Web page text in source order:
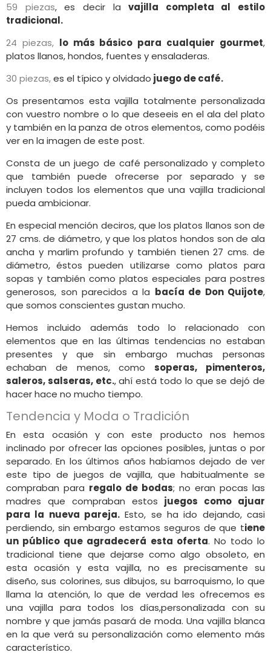
59 piezas, es decir lavajilla completa al estilo
tradicional.
24 piezas, lo más básico para cualquier gourmet,
platos llanos, hondos, fuentes y ensaladeras.
30 piezas,es el típico y olvidado juego de café.
Os presentamos esta vajilla totalmente personalizada
con vuestro nombre o lo que deseeis en el ala del plato
y también en la panza de otros elementos, como podéis
ver en la imagen de este post.
Consta de un juego de café personalizado y completo
que también puede ofrecerse por separado y se
incluyen todos los elementos que una vajilla tradicional
pueda ambicionar.
En especial mención deciros, que los platos llanos son de
27 cms. de diámetro, y que los platos hondos son de ala
ancha y marlim profundo y también tienen 27 cms. de
diámetro, éstos pueden utilizarse como platos para
sopas y también como platos especiales para postres
generosos, son parecidos a la bacía de Don Quijote,
que somos conscientes gustan mucho.
Hemos incluido además todo lo relacionado con
elementos que en las últimas tendencias no estaban
presentes y que sin embargo muchas personas
echaban de menos, comosoperas, pimenteros,
saleros, salseras, etc., ahí está todo lo que se dejó de
hacer hace no mucho tiempo.
Tendencia y Moda o Tradición
En esta ocasión y con este producto nos hemos
inclinado por ofrecer las opciones posibles, juntas o por
separado. En los últimos años habíamos dejado de ver
este tipo de juegos de vajilla, que habitualmente se
compraban para regalo de bodas; no eran pocas las
madres que compraban estos juegos como ajuar
para la nueva pareja. Esto, se ha ido dejando, casi
perdiendo, sin embargo estamos seguros de que tiene
un público que agradecerá esta oferta. No todo lo
tradicional tiene que dejarse como algo obsoleto, en
esta ocasión y esta vajilla, no es precisamente su
diseño, sus colorines, sus dibujos, su barroquismo, lo que
llama la atención, lo que de verdad les ofrecemos es
una vajilla para todos los días,personalizada con su
nombre y que jamás pasará de moda. Una vajilla blanca
en la que verá su personalización como elemento más
característico.